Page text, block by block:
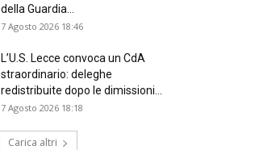
della Guardia...
7 Agosto 2026 18:46
L’U.S. Lecce convoca un CdA
straordinario: deleghe
redistribuite dopo le dimissioni...
7 Agosto 2026 18:18
Carica altri